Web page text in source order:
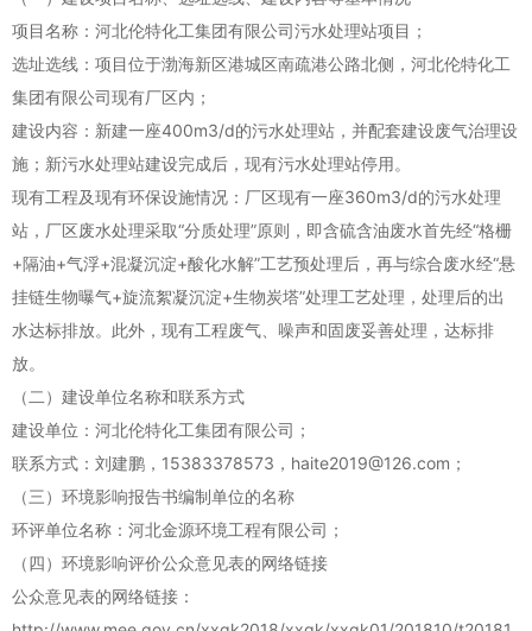
项目名称：河北伦特化工集团有限公司污水处理站项目；
选址选线：项目位于渤海新区港城区南疏港公路北侧，河北伦特化工
集团有限公司现有厂区内；
建设内容：新建一座400m3/d的污水处理站，并配套建设废气治理设
施；新污水处理站建设完成后，现有污水处理站停用。
现有工程及现有环保设施情况：厂区现有一座360m3/d的污水处理
站，厂区废水处理采取“分质处理”原则，即含硫含油废水首先经“格栅
+隔油+气浮+混凝沉淀+酸化水解”工艺预处理后，再与综合废水经“悬
挂链生物曝气+旋流絮凝沉淀+生物炭塔”处理工艺处理，处理后的出
水达标排放。此外，现有工程废气、噪声和固废妥善处理，达标排
放。
（二）建设单位名称和联系方式
建设单位：河北伦特化工集团有限公司；
联系方式：刘建鹏，15383378573，haite2019@126.com；
（三）环境影响报告书编制单位的名称
环评单位名称：河北金源环境工程有限公司；
（四）环境影响评价公众意见表的网络链接
公众意见表的网络链接：